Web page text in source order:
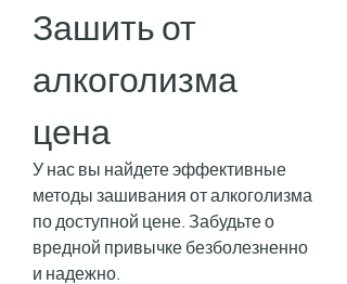
Зашить от
алкоголизма
цена
У нас вы найдете эффективные
методы зашивания от алкоголизма
по доступной цене. Забудьте о
вредной привычке безболезненно
и надежно.